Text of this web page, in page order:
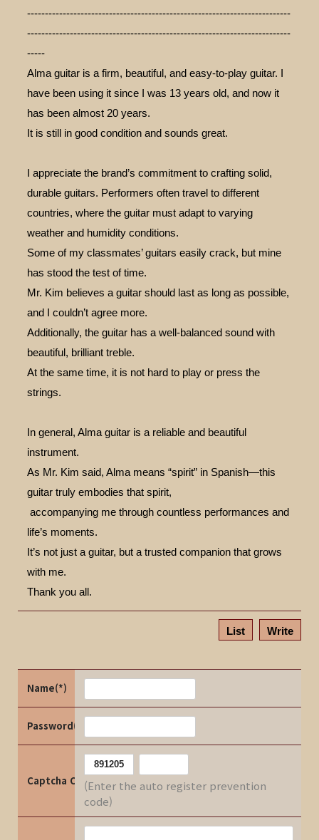
--------------------------------------------------------------------------
--------------------------------------------------------------------------
-----
Alma guitar is a firm, beautiful, and easy-to-play guitar. I
have been using it since I was 13 years old, and now it
has been almost 20 years.
It is still in good condition and sounds great.
I appreciate the brand’s commitment to crafting solid,
durable guitars. Performers often travel to different
countries, where the guitar must adapt to varying
weather and humidity conditions.
Some of my classmates’ guitars easily crack, but mine
has stood the test of time.
Mr. Kim believes a guitar should last as long as possible,
and I couldn’t agree more.
Additionally, the guitar has a well-balanced sound with
beautiful, brilliant treble.
At the same time, it is not hard to play or press the
strings.
In general, Alma guitar is a reliable and beautiful
instrument.
As Mr. Kim said, Alma means “spirit” in Spanish—this
guitar truly embodies that spirit,
accompanying me through countless performances and
life’s moments.
It’s not just a guitar, but a trusted companion that grows
with me.
Thank you all.
List Write
Name(*)
Password(*)
Captcha Code(Enter the auto register prevention
code)